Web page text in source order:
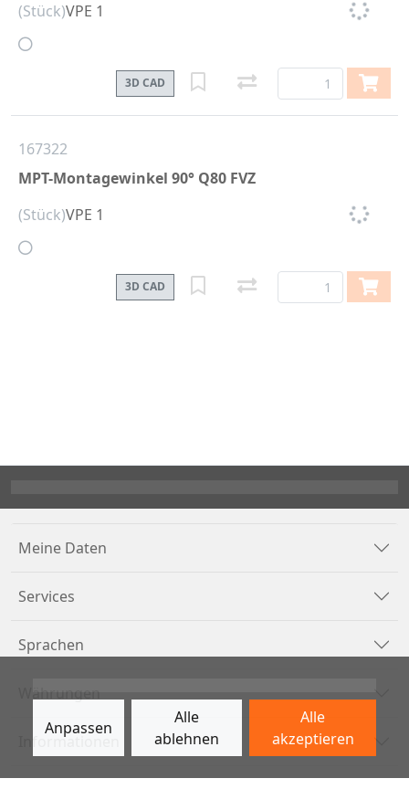
(Stück)VPE 1
3D CAD
167322
MPT-Montagewinkel 90° Q80 FVZ
(Stück)VPE 1
3D CAD
Meine Daten
Services
Sprachen
Währungen
Informationen
Anpassen
Alle
ablehnen
Alle
akzeptieren